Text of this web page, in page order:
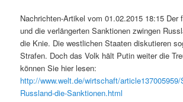
Nachrichten-Artikel vom 01.02.2015 18:15 Der
und die verlängerten Sanktionen zwingen
die Knie. Die westlichen Staaten diskutieren
Strafen. Doch das Volk hält Putin weiter die
können Sie hier lesen:
http://www.welt.de/wirtschaft/article137005959/
Russland-die-Sanktionen.html